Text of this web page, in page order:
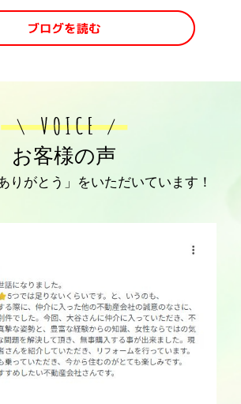
却時に注意すべき税金のリ
スクについて解説します。
将来的な維持管理の負担を
うことなく生産緑地の売却
ご参考になさってください
ね。▼ 不動産売却をした
い方はこちらをクリック
...
介手数料無料サービスで
す。 アシストプランなら
ェック！ 仲介手数料は
「物件価格の3％＋6万円
＋消費税」というルールが
あります。他社で契約した
お客様の声
りがとう」をいただいています！